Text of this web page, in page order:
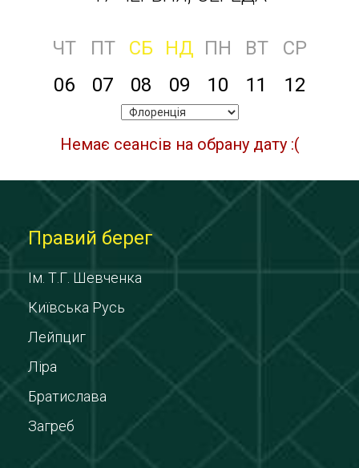
ЧТ ПТ СБ НД ПН ВТ
СР
06
07 08 09 10 11 12
Немає сеансів на обрану дату :(
Правий берег
Ім. Т.Г. Шевченка
Київська Русь
Лейпциг
Ліра
Братислава
Загреб